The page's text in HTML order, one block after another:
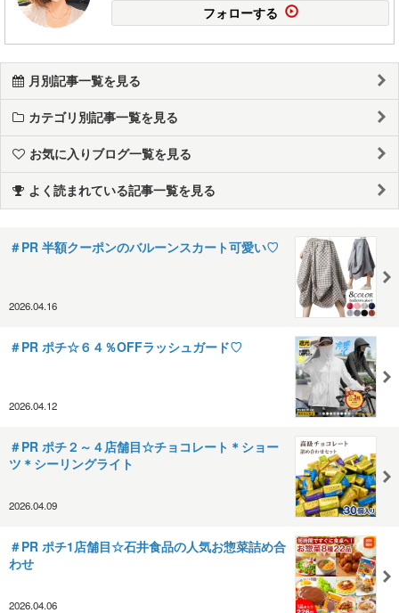
フォローする
月別記事一覧を見る
カテゴリ別記事一覧を見る
お気に入りブログ一覧を見る
よく読まれている記事一覧を見る
＃PR 半額クーポンのバルーンスカート可愛い♡
2026.04.16
＃PR ポチ☆６４％OFFラッシュガード♡
2026.04.12
＃PR ポチ２～４店舗目☆チョコレート＊ショー
ツ＊シーリングライト
2026.04.09
＃PR ポチ1店舗目☆石井食品の人気お惣菜詰め合
わせ
2026.04.06